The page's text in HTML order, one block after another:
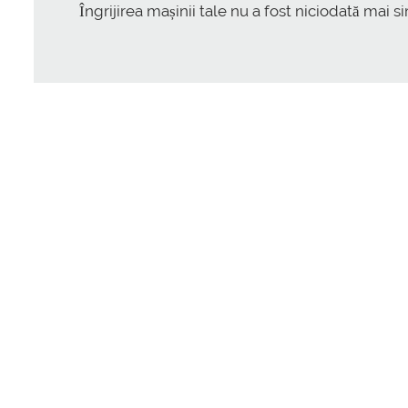
Îngrijirea mașinii tale nu a fost niciodată mai